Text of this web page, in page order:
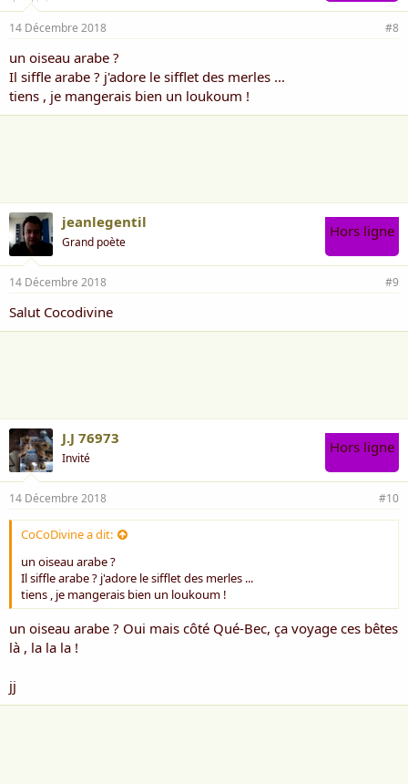
14 Décembre 2018 #8
un oiseau arabe ?
Il siffle arabe ? j'adore le sifflet des merles ...
tiens , je mangerais bien un loukoum !
jeanlegentil
Grand poète
Hors ligne
14 Décembre 2018 #9
Salut Cocodivine
J.J 76973
Invité
Hors ligne
14 Décembre 2018 #10
CoCoDivine a dit:
un oiseau arabe ?
Il siffle arabe ? j'adore le sifflet des merles ...
tiens , je mangerais bien un loukoum !
un oiseau arabe ? Oui mais côté Qué-Bec, ça voyage ces bêtes
là , la la la !
jj